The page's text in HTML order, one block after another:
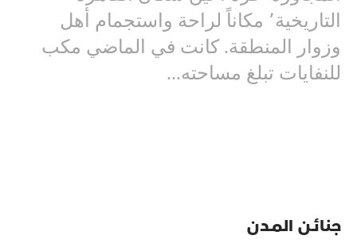
التاريخية٬ مكاناً لراحة واستجمام أهل
وزوار المنطقة. كانت في الماضي مكب
للنفايات تبلغ مساحته...
جنائـن المـدن